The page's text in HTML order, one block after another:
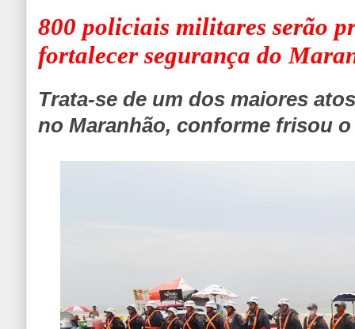
800 policiais militares serão
fortalecer segurança do
Trata-se de um dos maiores
no Maranhão, conforme frisou